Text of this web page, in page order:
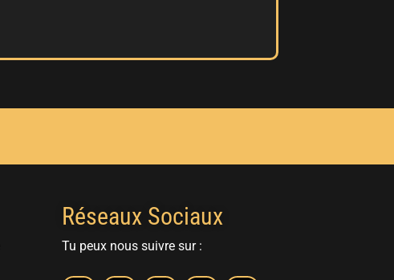
Réseaux Sociaux
Tu peux nous suivre sur :